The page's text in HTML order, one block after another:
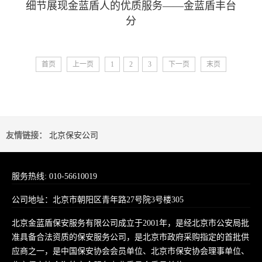
细节展现金蓝盾人的优质服务——金蓝盾丰台
分
首页 上一页 1 2 3 下一页 末页
友情链接： 北京保安公司
服务热线: 010-56610019
公司地址：北京市朝阳区青年路27号院3号楼305
北京金蓝盾保安服务有限公司成立于2001年，是经北京市公安局批
准具备合法资质的保安服务公司，是北京市政府采购指定的首批供
应商之一，是中国保安协会会员单位、北京市保安协会理事单位、